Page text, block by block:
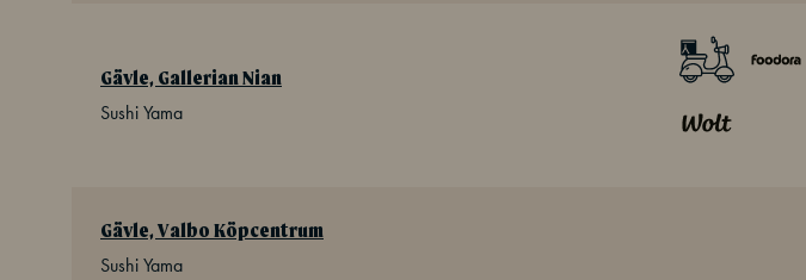
Gävle, Gallerian Nian
Sushi Yama
Gävle, Valbo Köpcentrum
Sushi Yama